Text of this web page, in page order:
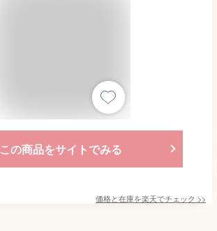
この商品をサイトでみる
価格と在庫を楽天でチェック >>